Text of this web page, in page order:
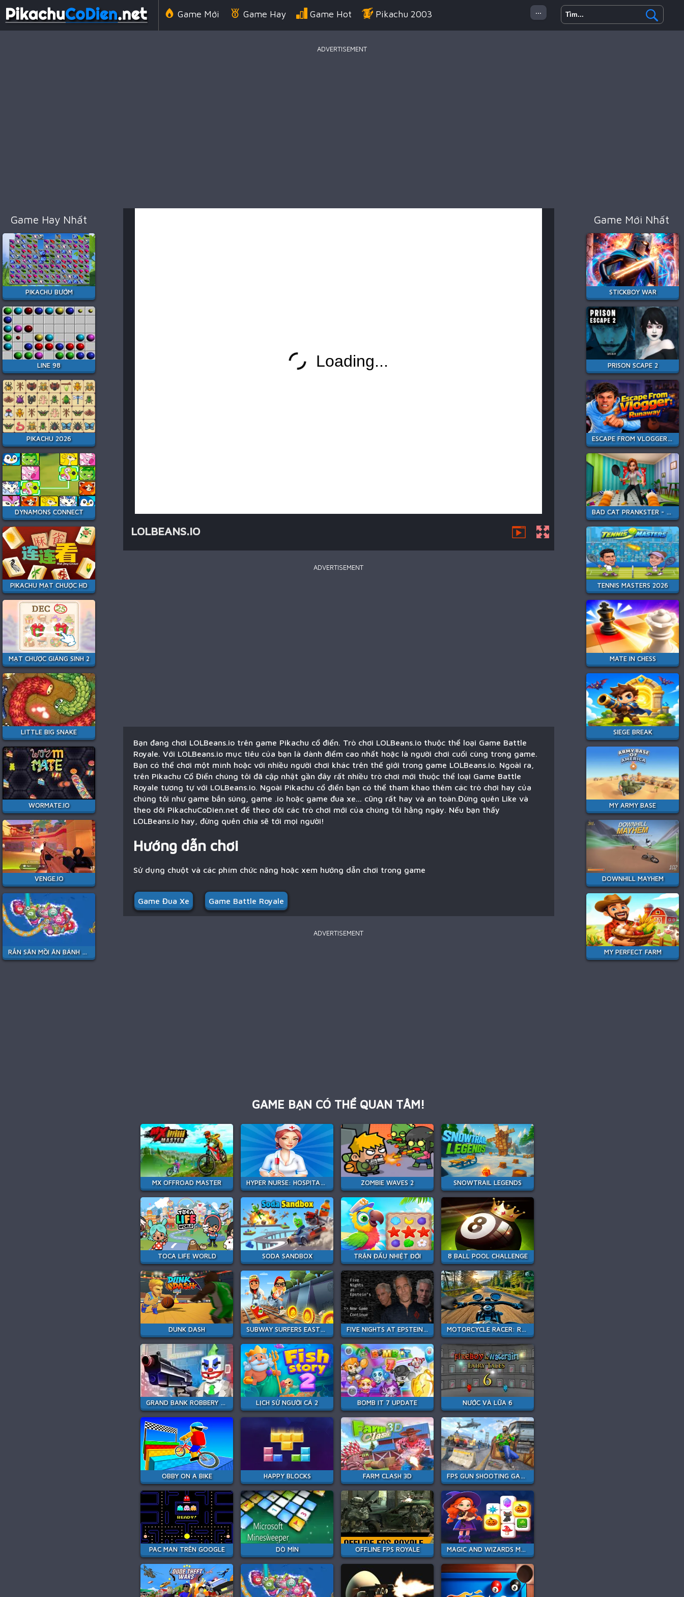
...
Game Mới Game Hay Game Hot Pikachu 2003
ADVERTISEMENT
Game Hay Nhất
PIKACHU BƯỚM
LINE 98
PIKACHU 2026
DYNAMONS CONNECT
PIKACHU MẠT CHƯỢC HD
MẠT CHƯỢC GIÁNG SINH 2
LITTLE BIG SNAKE
WORMATE.IO
VENGE.IO
RẮN SĂN MỒI ĂN BÁNH KẸO
LOLBEANS.IO
ADVERTISEMENT
Bạn đang chơi LOLBeans.io trên game Pikachu cổ điển. Trò chơi LOLBeans.io thuộc thể loại Game Battle
Royale. Với LOLBeans.io mục tiêu của bạn là dành điểm cao nhất hoặc là người chơi cuối cùng trong game.
Bạn có thể chơi một mình hoặc với nhiều người chơi khác trên thế giới trong game LOLBeans.io. Ngoài ra,
trên Pikachu Cổ Điển chúng tôi đã cập nhật gần đây rất nhiều trò chơi mới thuộc thể loại Game Battle
Royale tương tự với LOLBeans.io. Ngoài Pikachu cổ điển bạn có thể tham khao thêm các trò chơi hay của
chúng tôi như game bắn súng, game .io hoặc game đua xe... cũng rất hay và an toàn.Đừng quên Like và
theo dõi PikachuCoDien.net để theo dõi các trò chơi mới của chúng tôi hằng ngày. Nếu bạn thấy
LOLBeans.io hay, đừng quên chia sẽ tới mọi người!
Hướng dẫn chơi
Sử dụng chuột và các phím chức năng hoặc xem hướng dẫn chơi trong game
Game Đua Xe Game Battle Royale
ADVERTISEMENT
GAME BẠN CÓ THỂ QUAN TÂM!
MX OFFROAD MASTER HYPER NURSE: HOSPITAL GAMES ZOMBIE WAVES 2 SNOWTRAIL LEGENDS
TOCA LIFE WORLD SODA SANDBOX TRẬN ĐẤU NHIỆT ĐỚI 8 BALL POOL CHALLENGE
DUNK DASH SUBWAY SURFERS EASTER EDINBURGH FIVE NIGHTS AT EPSTEIN'S ONLINE MOTORCYCLE RACER: ROAD MAYHEM
GRAND BANK ROBBERY DUEL LỊCH SỬ NGƯỜI CÁ 2 BOMB IT 7 UPDATE NƯỚC VÀ LỮA 6
OBBY ON A BIKE HAPPY BLOCKS FARM CLASH 3D FPS GUN SHOOTING GAME 3D
PAC MAN TRÊN GOOGLE DÒ MÌN OFFLINE FPS ROYALE MAGIC AND WIZARDS MAHJONG
Game Mới Nhất
STICKBOY WAR
PRISON SCAPE 2
ESCAPE FROM VLOGGER: RUNAWAY
BAD CAT PRANKSTER - MOM IS RETURN
TENNIS MASTERS 2026
MATE IN CHESS
SIEGE BREAK
MY ARMY BASE
DOWNHILL MAYHEM
MY PERFECT FARM